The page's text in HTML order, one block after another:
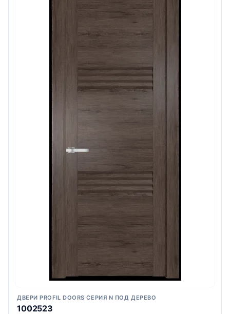
ДВЕРИ PROFIL DOORS СЕРИЯ N ПОД ДЕРЕВО
1002523